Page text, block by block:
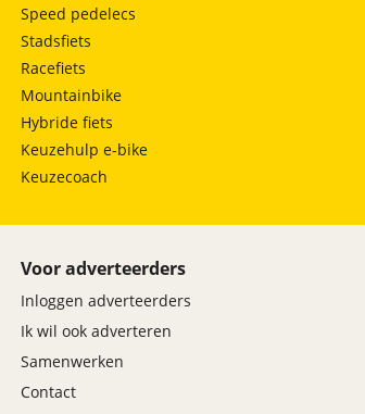
Speed pedelecs
Stadsfiets
Racefiets
Mountainbike
Hybride fiets
Keuzehulp e-bike
Keuzecoach
Voor adverteerders
Inloggen adverteerders
Ik wil ook adverteren
Samenwerken
Contact